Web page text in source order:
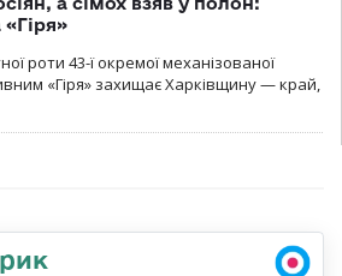
роти 43-ї окремої механізованої
«Гіря» захищає Харківщину — край,